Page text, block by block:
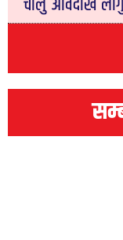
चालु आवदेखि